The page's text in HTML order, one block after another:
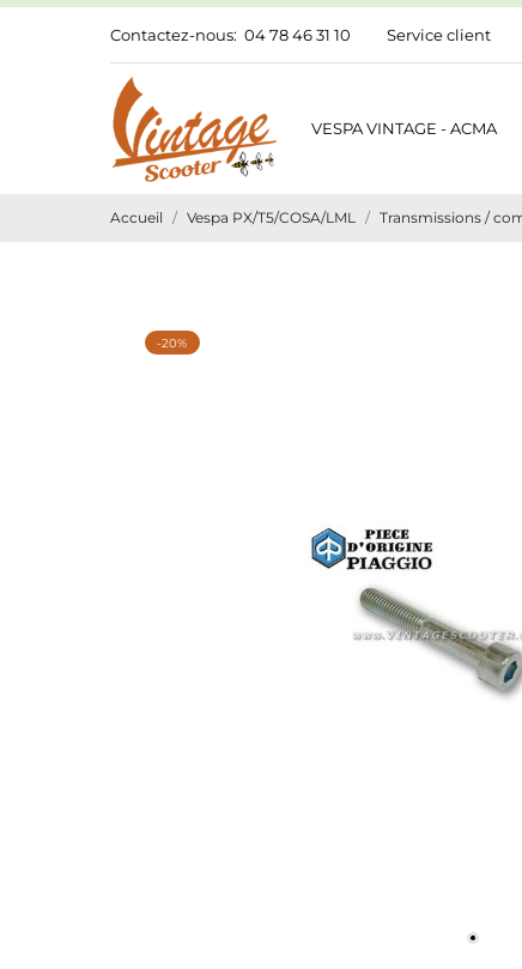
Contactez-nous: 04 78 46 31 10 Service client
VESPA VINTAGE - ACMA
Accueil Vespa PX/T5/COSA/LML Transmissions /
-20%